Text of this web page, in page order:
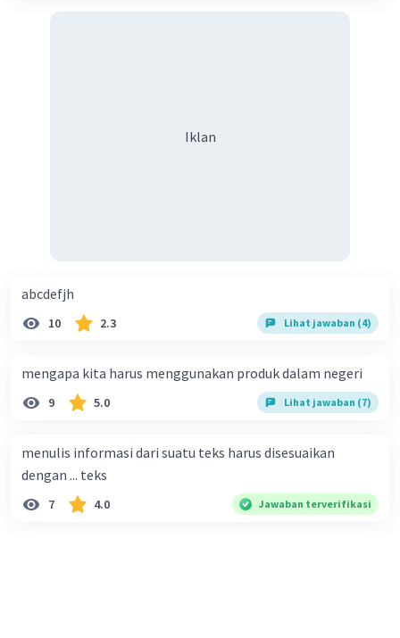
Iklan
abcdefjh
10 2.3 Lihat jawaban (4)
mengapa kita harus menggunakan produk dalam negeri
9 5.0 Lihat jawaban (7)
menulis informasi dari suatu teks harus disesuaikan
dengan ... teks
7 4.0 Jawaban terverifikasi